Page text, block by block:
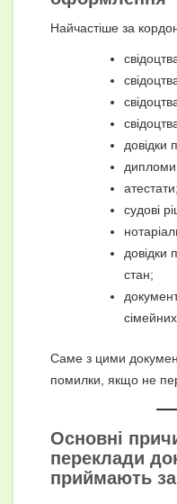
Найчастіше за
довідки
дипломи
атестати;
судові
довідки
стан;
Саме з цими
помилки, якщо не
Основні
переклади
приймають